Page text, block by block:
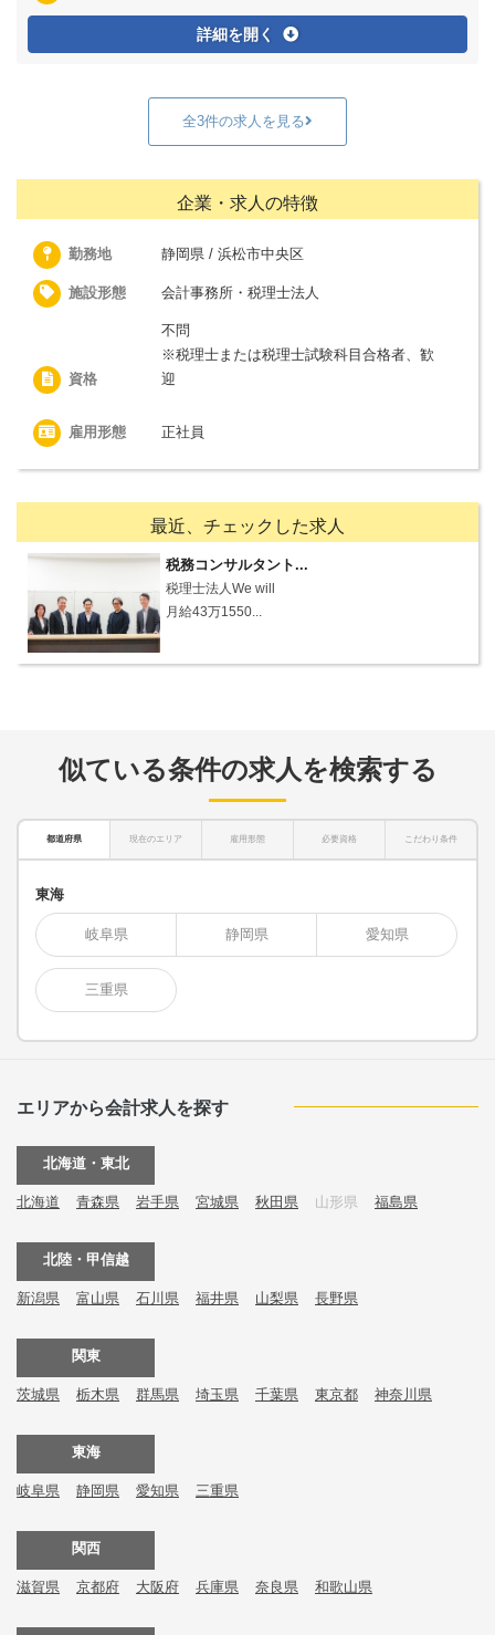
詳細を開く
全3件の求人を見る
企業・求人の特徴
勤務地 静岡県 / 浜松市中央区
施設形態 会計事務所・税理士法人
資格
不問
※税理士または税理士試験科目合格者、歓
迎
雇用形態 正社員
最近、チェックした求人
税務コンサルタント...
税理士法人We will
月給43万1550...
似ている条件の求人を検索する
都道府県 現在のエリア 雇用形態 必要資格 こだわり条件
東海
岐阜県 静岡県 愛知県
三重県
エリアから会計求人を探す
北海道・東北
北海道 青森県 岩手県 宮城県 秋田県 山形県 福島県
北陸・甲信越
新潟県 富山県 石川県 福井県 山梨県 長野県
関東
茨城県 栃木県 群馬県 埼玉県 千葉県 東京都 神奈川県
東海
岐阜県 静岡県 愛知県 三重県
関西
滋賀県 京都府 大阪府 兵庫県 奈良県 和歌山県